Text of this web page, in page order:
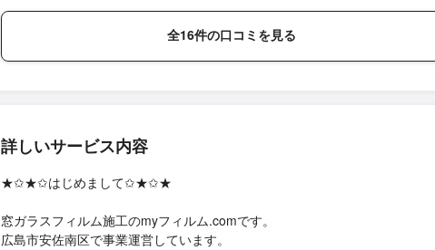
全16件の口コミを見る
詳しいサービス内容
★✩★✩はじめまして✩★✩★
窓ガラスフィルム施工のmyフィルム.comです。
広島市安佐南区で事業運営しています。